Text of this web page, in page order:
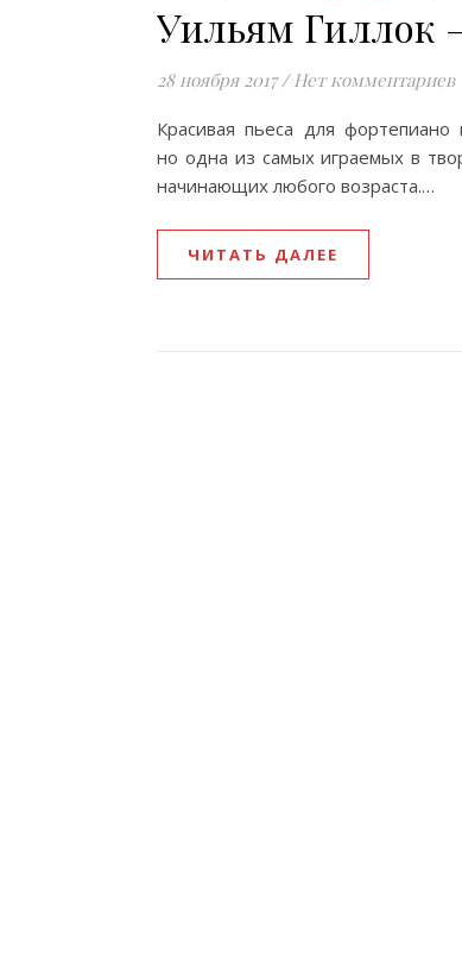
Уильям Гиллок
28 ноября 2017 / Нет комментариев
Красивая пьеса для
но одна из самых играемых в
начинающих любого возраста.…
ЧИТАТЬ ДАЛЕЕ